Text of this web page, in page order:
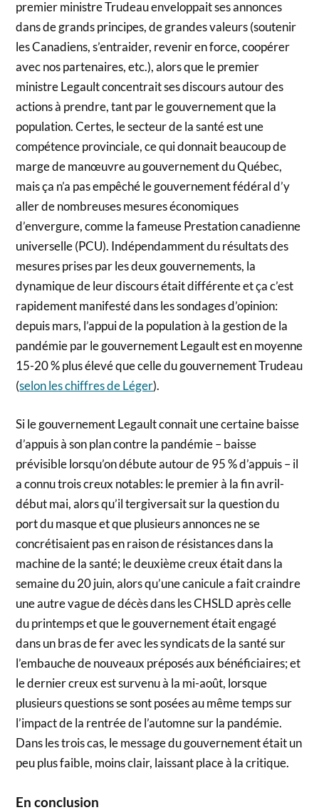
premier ministre Trudeau enveloppait ses annonces
dans de grands principes, de grandes valeurs (soutenir
les Canadiens, s’entraider, revenir en force, coopérer
avec nos partenaires, etc.), alors que le premier
ministre Legault concentrait ses discours autour des
actions à prendre, tant par le gouvernement que la
population. Certes, le secteur de la santé est une
compétence provinciale, ce qui donnait beaucoup de
marge de manœuvre au gouvernement du Québec,
mais ça n’a pas empêché le gouvernement fédéral d’y
aller de nombreuses mesures économiques
d’envergure, comme la fameuse Prestation canadienne
universelle (PCU). Indépendamment du résultats des
mesures prises par les deux gouvernements, la
dynamique de leur discours était différente et ça c’est
rapidement manifesté dans les sondages d’opinion:
depuis mars, l’appui de la population à la gestion de la
pandémie par le gouvernement Legault est en moyenne
15-20 % plus élevé que celle du gouvernement Trudeau
(selon les chiffres de Léger).
Si le gouvernement Legault connait une certaine baisse
d’appuis à son plan contre la pandémie – baisse
prévisible lorsqu’on débute autour de 95 % d’appuis – il
a connu trois creux notables: le premier à la fin avril-
début mai, alors qu’il tergiversait sur la question du
port du masque et que plusieurs annonces ne se
concrétisaient pas en raison de résistances dans la
machine de la santé; le deuxième creux était dans la
semaine du 20 juin, alors qu’une canicule a fait craindre
une autre vague de décès dans les CHSLD après celle
du printemps et que le gouvernement était engagé
dans un bras de fer avec les syndicats de la santé sur
l’embauche de nouveaux préposés aux bénéficiaires; et
le dernier creux est survenu à la mi-août, lorsque
plusieurs questions se sont posées au même temps sur
l’impact de la rentrée de l’automne sur la pandémie.
Dans les trois cas, le message du gouvernement était un
peu plus faible, moins clair, laissant place à la critique.
En conclusion